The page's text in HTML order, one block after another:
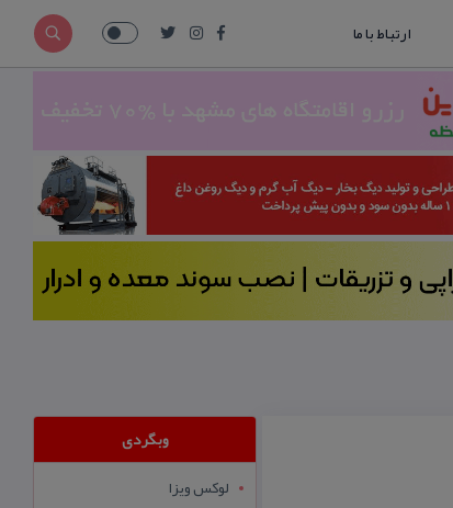
ارتباط با ما
وبگردی
لوکس ویزا